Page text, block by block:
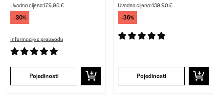
Uvodna cijena:179,90 €
-30%
Informacije o proizvodu
Pojedinosti
Uvodna cijena:439,90 €
-36%
Pojedinosti